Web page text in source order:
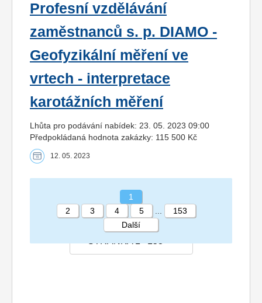
Profesní vzdělávání
zaměstnanců s. p. DIAMO -
Geofyzikální měření ve
vrtech - interpretace
karotážních měření
Lhůta pro podávání nabídek: 23. 05. 2023 09:00
Předpokládaná hodnota zakázky: 115 500 Kč
12. 05. 2023
1
2
3 4 5
153
Další